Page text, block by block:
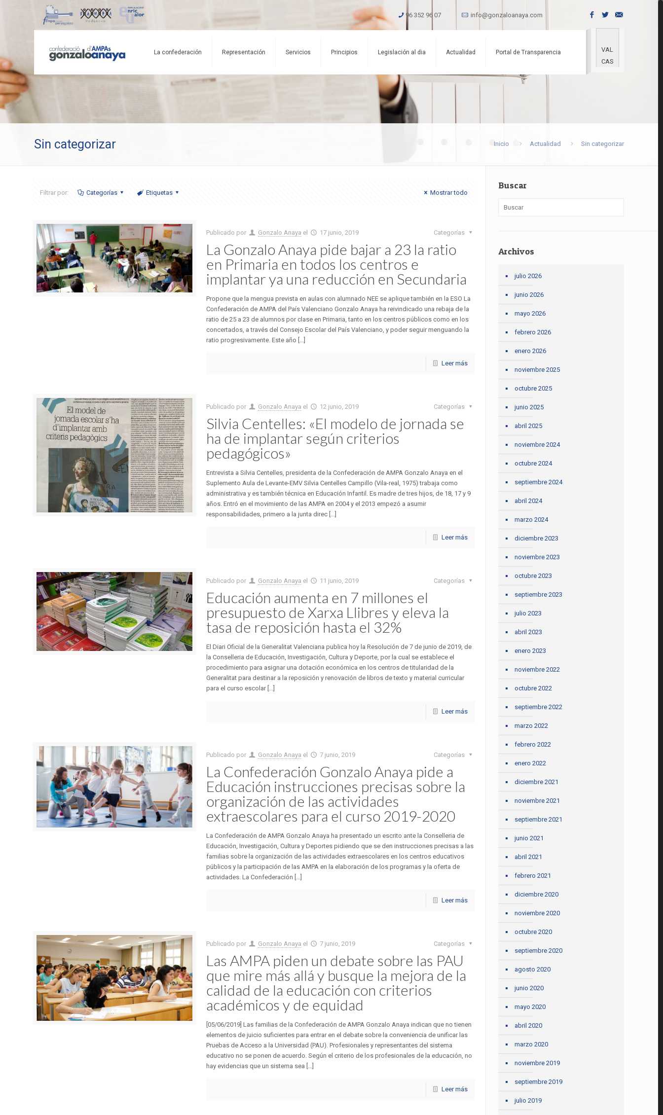
96 352 96 07 info@gonzaloanaya.com
La confederación Representación Servicios Principios Legislación al dia Actualidad Portal de Transparencia
VAL
CAS
Sin categorizar Inicio Actualidad Sin categorizar
Filtrar por: Categorías Etiquetas Mostrar todo
Publicado por Gonzalo Anaya el 17 junio, 2019 Categorías
La Gonzalo Anaya pide bajar a 23 la ratio
en Primaria en todos los centros e
implantar ya una reducción en Secundaria
Propone que la mengua prevista en aulas con alumnado NEE se aplique también en la ESO La
Confederación de AMPA del País Valenciano Gonzalo Anaya ha reivindicado una rebaja de la
ratio de 25 a 23 de alumnos por clase en Primaria, tanto en los centros públicos como en los
concertados, a través del Consejo Escolar del País Valenciano, y poder seguir menguando la
ratio progresivamente. Este año [...]
Leer más
Publicado por Gonzalo Anaya el 12 junio, 2019 Categorías
Silvia Centelles: «El modelo de jornada se
ha de implantar según criterios
pedagógicos»
Entrevista a Silvia Centelles, presidenta de la Confederación de AMPA Gonzalo Anaya en el
Suplemento Aula de Levante-EMV Silvia Centelles Campillo (Vila-real, 1975) trabaja como
administrativa y es también técnica en Educación Infantil. Es madre de tres hijos, de 18, 17 y 9
años. Entró en el movimiento de las AMPA en 2004 y el 2013 empezó a asumir
responsabilidades, primero a la junta direc [...]
Leer más
Publicado por Gonzalo Anaya el 11 junio, 2019 Categorías
Educación aumenta en 7 millones el
presupuesto de Xarxa Llibres y eleva la
tasa de reposición hasta el 32%
El Diari Oficial de la Generalitat Valenciana publica hoy la Resolución de 7 de junio de 2019, de
la Conselleria de Educación, Investigación, Cultura y Deporte, por la cual se establece el
procedimiento para asignar una dotación económica en los centros de titularidad de la
Generalitat para destinar a la reposición y renovación de libros de texto y material curricular
para el curso escolar [...]
Leer más
Publicado por Gonzalo Anaya el 7 junio, 2019 Categorías
La Confederación Gonzalo Anaya pide a
Educación instrucciones precisas sobre la
organización de las actividades
extraescolares para el curso 2019-2020
La Confederación de AMPA Gonzalo Anaya ha presentado un escrito ante la Conselleria de
Educación, Investigación, Cultura y Deportes pidiendo que se den instrucciones precisas a las
familias sobre la organización de las actividades extraescolares en los centros educativos
públicos y la participación de las AMPA en la elaboración de los programas y la oferta de
actividades. La Confederación [...]
Leer más
Publicado por Gonzalo Anaya el 7 junio, 2019 Categorías
Las AMPA piden un debate sobre las PAU
que mire más allá y busque la mejora de la
calidad de la educación con criterios
académicos y de equidad
[05/06/2019] Las familias de la Confederación de AMPA Gonzalo Anaya indican que no tienen
elementos de juicio suficientes para entrar en el debate sobre la conveniencia de unificar las
Pruebas de Acceso a la Universidad (PAU). Profesionales y representantes del sistema
educativo no se ponen de acuerdo. Según el criterio de los profesionales de la educación, no
hay evidencias que un sistema sea [...]
Leer más
Buscar
Archivos
julio 2026
junio 2026
mayo 2026
febrero 2026
enero 2026
noviembre 2025
octubre 2025
junio 2025
abril 2025
noviembre 2024
octubre 2024
septiembre 2024
abril 2024
marzo 2024
diciembre 2023
noviembre 2023
octubre 2023
septiembre 2023
julio 2023
abril 2023
enero 2023
noviembre 2022
octubre 2022
septiembre 2022
marzo 2022
febrero 2022
enero 2022
diciembre 2021
noviembre 2021
septiembre 2021
junio 2021
abril 2021
febrero 2021
diciembre 2020
noviembre 2020
octubre 2020
septiembre 2020
agosto 2020
junio 2020
mayo 2020
abril 2020
marzo 2020
noviembre 2019
septiembre 2019
julio 2019